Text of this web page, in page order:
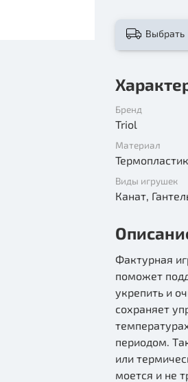
Выбрать
Бренд
Triol
Материал
Виды игрушек
Канат,
Фактурная
поможет
укрепить и
сохраняет
периодом.
или
моется и не